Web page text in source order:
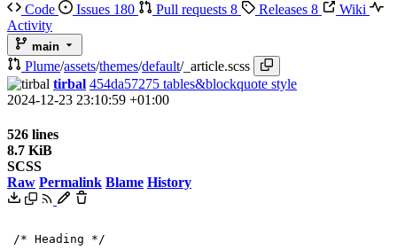
Code
Issues 180 Pull requests 8 Releases 8
Wiki
Activity
main
Plume/assets/themes/default/_article.scss
tirbal 454da57275 tables&blockquote style
2024-12-23 23:10:59 +01:00
526 lines
8.7 KiB
SCSS
Raw Permalink Blame History
/* Heading */